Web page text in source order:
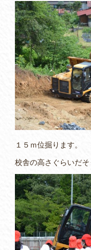
１５ｍ位掘ります。
校舎の高さぐらいだそ